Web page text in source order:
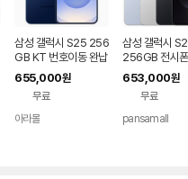
삼성 갤럭시 S25 256
GB KT 번호이동 완납
80요금제
655,000원
무료
아라몰
삼성 갤럭시
256GB 전시
호이동 완납
653,000원
무료
pansamall